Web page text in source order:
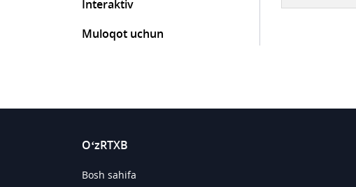
Interaktiv
Muloqot uchun
O‘zRTXB
Bosh sahifa